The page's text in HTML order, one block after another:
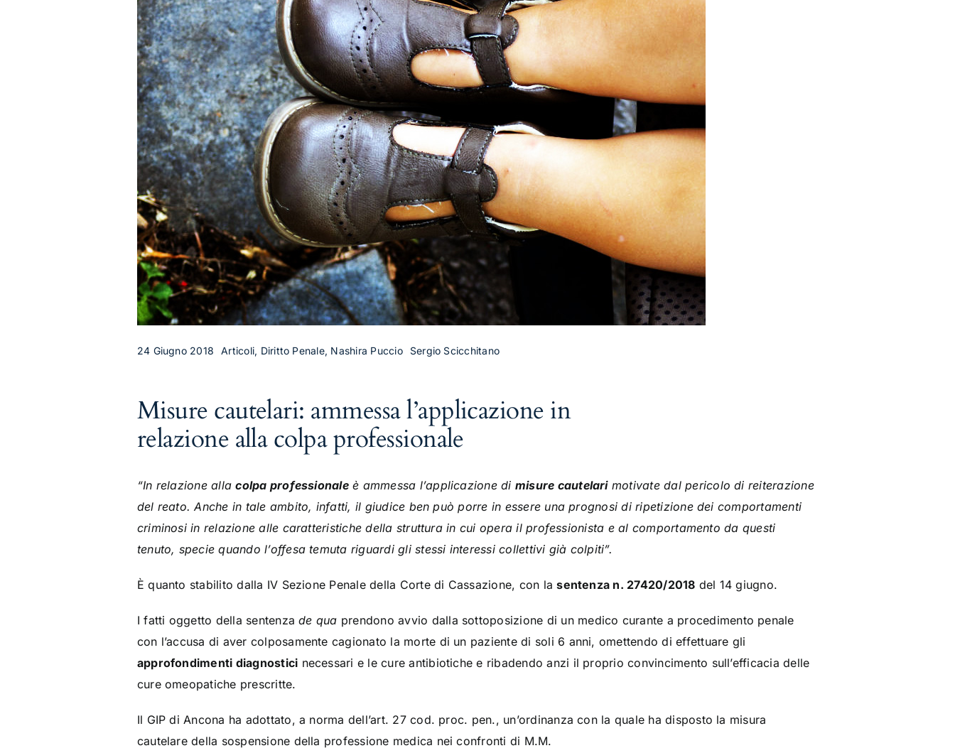
24 Giugno 2018 Articoli, Diritto Penale, Nashira Puccio Sergio Scicchitano
Misure cautelari: ammessa l’applicazione in
relazione alla colpa professionale
“In relazione allacolpa professionaleè ammessa l’applicazione di misure cautelarimotivate dal pericolo di reiterazione
del reato. Anche in tale ambito, infatti, il giudice ben può porre in essere una prognosi di ripetizione dei comportamenti
criminosi in relazione alle caratteristiche della struttura in cui opera il professionista e al comportamento da questi
tenuto, specie quando l’offesa temuta riguardi gli stessi interessi collettivi già colpiti”.
È quanto stabilito dalla IV Sezione Penale della Corte di Cassazione, con lasentenza n. 27420/2018 del 14 giugno.
I fatti oggetto della sentenzade qua prendono avvio dalla sottoposizione di un medico curante a procedimento penale
con l’accusa di aver colposamente cagionato la morte di un paziente di soli 6 anni, omettendo di effettuare gli
approfondimenti diagnostici necessari e le cure antibiotiche e ribadendo anzi il proprio convincimento sull’efficacia delle
cure omeopatiche prescritte.
Il GIP di Ancona ha adottato, a norma dell’art. 27 cod. proc. pen., un’ordinanza con la quale ha disposto la misura
cautelare della sospensione della professione medica nei confronti di M.M.